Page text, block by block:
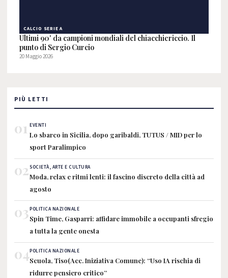
CALCIO SERIE A
Ultimi 90' da campioni mondiali del chiacchiericcio. Il
punto di Sergio Curcio
20 Maggio 2026
PIÙ LETTI
01 EVENTI
Lo sbarco in Sicilia, dopo garibaldi, TUTUS / MID per lo
sport Paralimpico
02SOCIETÀ, ARTE E CULTURA
Moda, relax e ritmi lenti: il fascino discreto della città ad
agosto
03POLITICA NAZIONALE
Spin Time, Gasparri: affidare immobile a occupanti sfregio
a tutta la gente onesta
04POLITICA NAZIONALE
Scuola, Tiso(Acc. Iniziativa Comune): “Uso IA rischia di
ridurre pensiero critico”